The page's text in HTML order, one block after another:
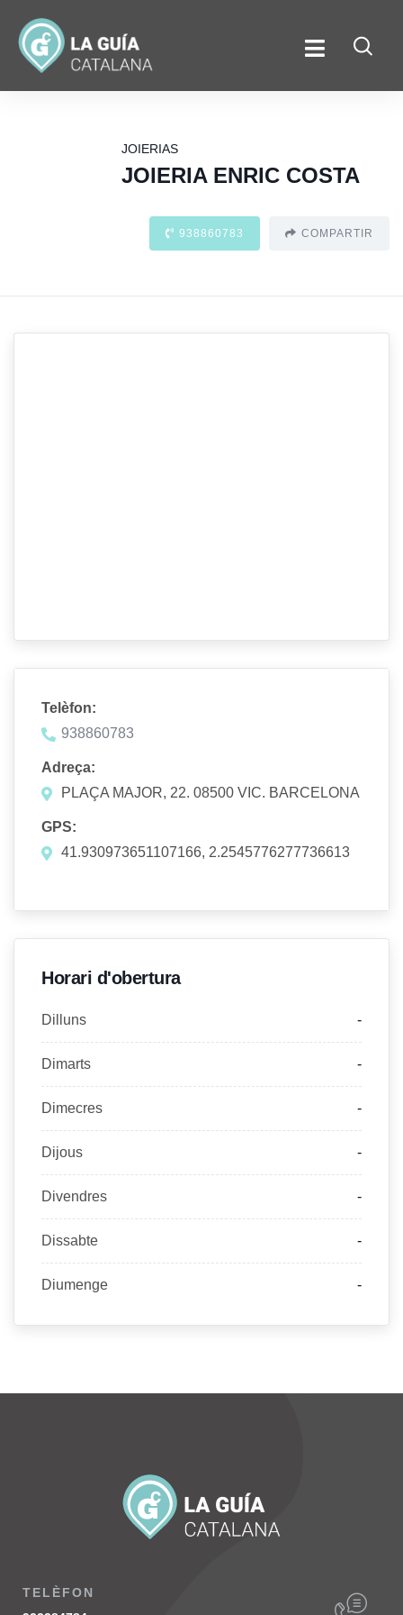
JOIERIAS
JOIERIA ENRIC COSTA
938860783 COMPARTIR
Telèfon:
938860783
Adreça:
PLAÇA MAJOR, 22. 08500 VIC. BARCELONA
GPS:
41.930973651107166, 2.2545776277736613
Horari d'obertura
Dilluns -
Dimarts -
Dimecres -
Dijous -
Divendres -
Dissabte -
Diumenge -
TELÈFON